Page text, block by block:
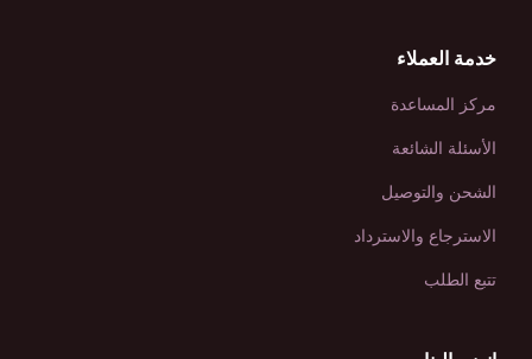
خدمة العملاء
مركز المساعدة
الأسئلة الشائعة
الشحن والتوصيل
الاسترجاع والاسترداد
تتبع الطلب